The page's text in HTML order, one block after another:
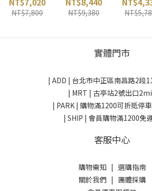
士
NT$7,800
GREGORY 美
國
NT$9,380
英國
實體門市
| ADD | 台北市中正區南昌路2段
| MRT | 古亭站2號出口
| PARK | 購物滿1200可折抵停
| SHIP | 會員購物滿1200免
客服中心
購物需知| 選購指南
關於我們| 團體採購